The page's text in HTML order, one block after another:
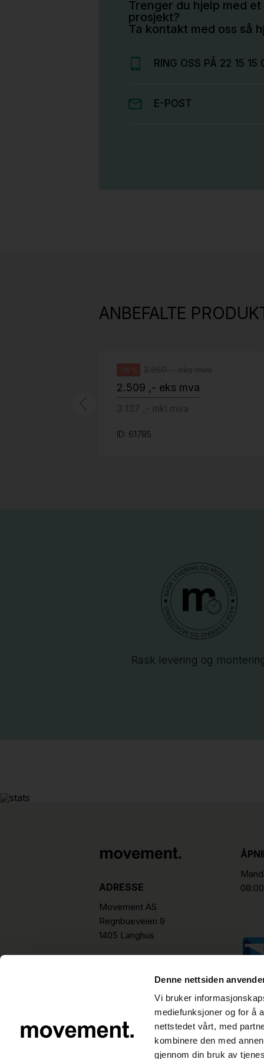
Denne nettsiden
Vi bruker
mediefunksjoner og for å
nettstedet vårt, med
kombinere den med
gjennom din bruk av
Trenger du hjelp med
prosjekt?
Ta kontakt med oss så
RING OSS PÅ 22 15 15
E-POST
ANBEFALTE
grått fotkryss, Pent brukt
-15%
2.509 ,- eks mva
ID: 61785
Rask levering og
ADRESSE
Movement AS
Regnbueveien 9
1405 Langhus
hello@movement.as